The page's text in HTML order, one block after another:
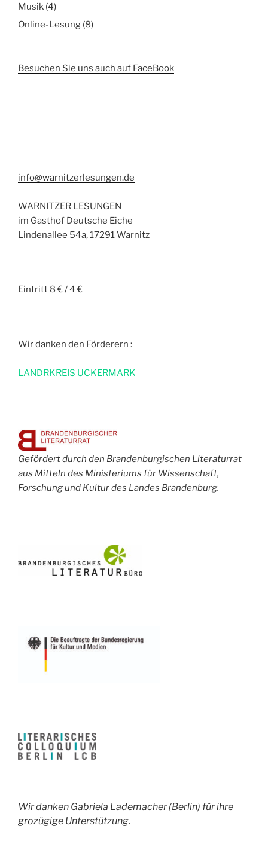
Musik (4)
Online-Lesung (8)
Besuchen Sie uns auch auf FaceBook
info@warnitzerlesungen.de
WARNITZER LESUNGEN
im Gasthof Deutsche Eiche
Lindenallee 54a, 17291 Warnitz
Eintritt 8 € / 4 €
Wir danken den Förderern :
LANDRKREIS UCKERMARK
Gefördert durch den Brandenburgischen Literaturrat
aus Mitteln des Ministeriums für Wissenschaft,
Forschung und Kultur des Landes Brandenburg.
Wir danken Gabriela Lademacher (Berlin) für ihre
grozügige Unterstützung.